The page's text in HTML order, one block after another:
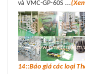
và VMC-GP-60S ...
14::Báo giá các loại